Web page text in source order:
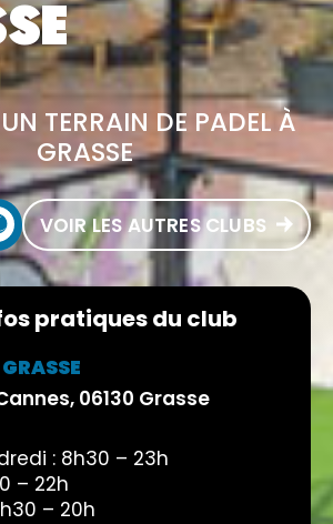
UN TERRAIN DE PADEL À
GRASSE
VOIR LES AUTRES CLUBS
pratiques du club
06130 Grasse
: 8h30 – 23h
– 22h
– 20h